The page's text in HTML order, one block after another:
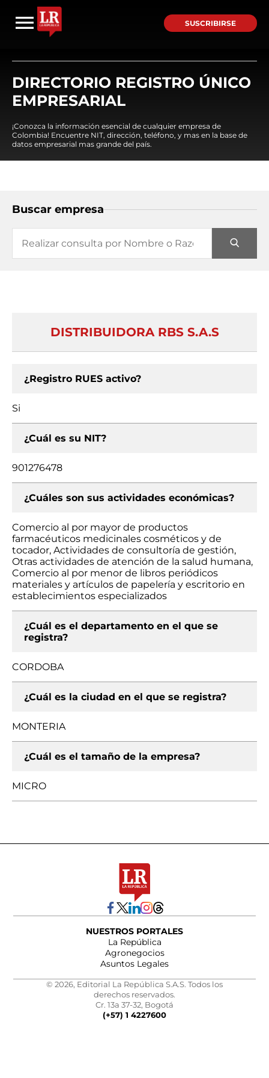
SUSCRIBIRSE
DIRECTORIO REGISTRO ÚNICO
EMPRESARIAL
¡Conozca la información esencial de cualquier empresa de
Colombia! Encuentre NIT, dirección, teléfono, y mas en la base de
datos empresarial mas grande del país.
Buscar empresa
DISTRIBUIDORA RBS S.A.S
¿Registro RUES activo?
Si
¿Cuál es su NIT?
901276478
¿Cuáles son sus actividades económicas?
Comercio al por mayor de productos
farmacéuticos medicinales cosméticos y de
tocador, Actividades de consultoría de gestión,
Otras actividades de atención de la salud humana,
Comercio al por menor de libros periódicos
materiales y artículos de papelería y escritorio en
establecimientos especializados
¿Cuál es el departamento en el que se
registra?
CORDOBA
¿Cuál es la ciudad en el que se registra?
MONTERIA
¿Cuál es el tamaño de la empresa?
MICRO
NUESTROS PORTALES
La República
Agronegocios
Asuntos Legales
© 2026, Editorial La República S.A.S. Todos los
derechos reservados.
Cr. 13a 37-32, Bogotá
(+57) 1 4227600